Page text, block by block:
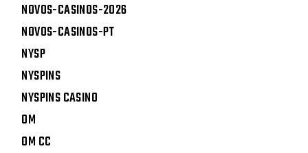
NOVOS-CASINOS-2026
NOVOS-CASINOS-PT
NYSP
NYSPINS
NYSPINS CASINO
OM
OM CC